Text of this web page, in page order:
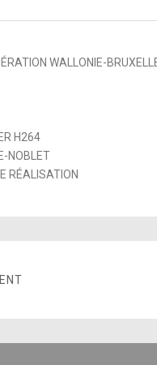
WALLONIE-
H264
NOBLET
RÉALISATION